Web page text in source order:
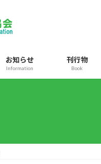
お知らせ
Information
刊行物
Book